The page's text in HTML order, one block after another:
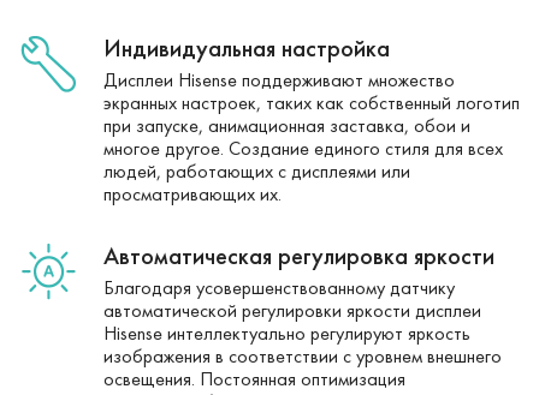
Индивидуальная настройка
Дисплеи Hisense поддерживают множество
экранных настроек, таких как собственный логотип
при запуске, анимационная заставка, обои и
многое другое. Создание единого стиля для всех
людей, работающих с дисплеями или
просматривающих их.
Автоматическая регулировка яркости
Благодаря усовершенствованному датчику
автоматической регулировки яркости дисплеи
Hisense интеллектуально регулируют яркость
изображения в соответствии с уровнем внешнего
освещения. Постоянная оптимизация